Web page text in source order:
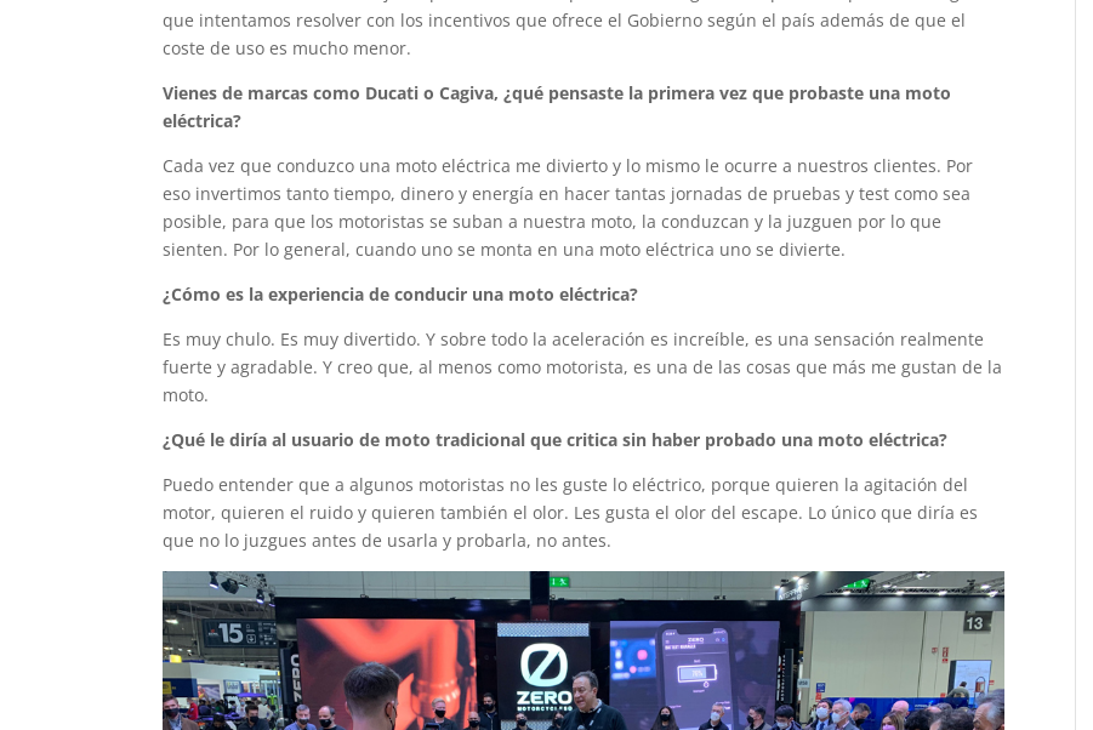
que intentamos resolver con los incentivos que ofrece el Gobierno según el país además de que el
coste de uso es mucho menor.
Vienes de marcas como Ducati o Cagiva, ¿qué pensaste la primera vez que probaste una moto
eléctrica?
Cada vez que conduzco una moto eléctrica me divierto y lo mismo le ocurre a nuestros clientes. Por
eso invertimos tanto tiempo, dinero y energía en hacer tantas jornadas de pruebas y test como sea
posible, para que los motoristas se suban a nuestra moto, la conduzcan y la juzguen por lo que
sienten. Por lo general, cuando uno se monta en una moto eléctrica uno se divierte.
¿Cómo es la experiencia de conducir una moto eléctrica?
Es muy chulo. Es muy divertido. Y sobre todo la aceleración es increíble, es una sensación realmente
fuerte y agradable. Y creo que, al menos como motorista, es una de las cosas que más me gustan de la
moto.
¿Qué le diría al usuario de moto tradicional que critica sin haber probado una moto eléctrica?
Puedo entender que a algunos motoristas no les guste lo eléctrico, porque quieren la agitación del
motor, quieren el ruido y quieren también el olor. Les gusta el olor del escape. Lo único que diría es
que no lo juzgues antes de usarla y probarla, no antes.